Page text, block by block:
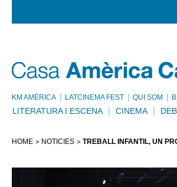
KM AMÈRICA LATCINEMA FEST QUI SOM
LITERATURA I ESCENA CINEMA
HOME NOTÍCIES TREBALL INFANTIL, UN